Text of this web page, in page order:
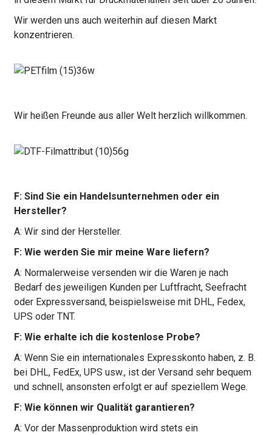
Wir werden uns auch weiterhin auf diesen Markt
konzentrieren.
Wir heißen Freunde aus aller Welt herzlich willkommen.
F: Sind Sie ein Handelsunternehmen oder ein
Hersteller?
A: Wir sind der Hersteller.
F: Wie werden Sie mir meine Ware liefern?
A: Normalerweise versenden wir die Waren je nach
Bedarf des jeweiligen Kunden per Luftfracht, Seefracht
oder Expressversand, beispielsweise mit DHL, Fedex,
UPS oder TNT.
F: Wie erhalte ich die kostenlose Probe?
A: Wenn Sie ein internationales Expresskonto haben, z. B.
bei DHL, FedEx, UPS usw., ist der Versand sehr bequem
und schnell, ansonsten erfolgt er auf speziellem Wege.
F: Wie können wir Qualität garantieren?
A: Vor der Massenproduktion wird stets ein